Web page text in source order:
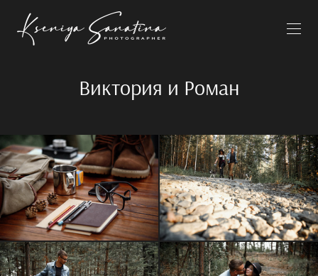
Виктория и Роман